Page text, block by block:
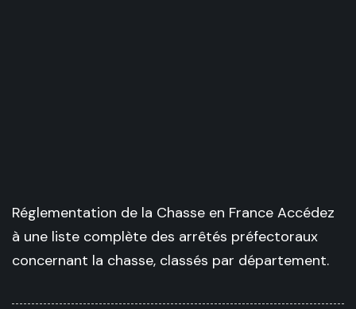
Réglementation de la Chasse en France Accédez
à une liste complète des arrêtés préfectoraux
concernant la chasse, classés par département.